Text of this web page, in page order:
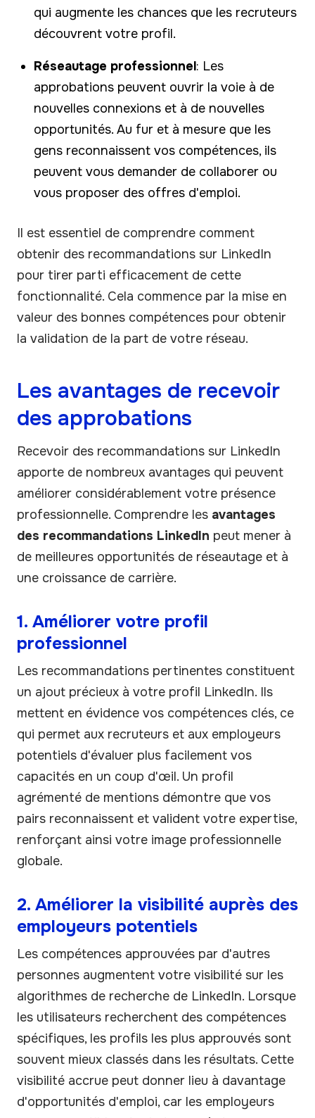
qui augmente les chances que les recruteurs
découvrent votre profil.
Réseautage professionnel: Les
approbations peuvent ouvrir la voie à de
nouvelles connexions et à de nouvelles
opportunités. Au fur et à mesure que les
gens reconnaissent vos compétences, ils
peuvent vous demander de collaborer ou
vous proposer des offres d'emploi.
Il est essentiel de comprendre comment
obtenir des recommandations sur LinkedIn
pour tirer parti efficacement de cette
fonctionnalité. Cela commence par la mise en
valeur des bonnes compétences pour obtenir
la validation de la part de votre réseau.
Les avantages de recevoir
des approbations
Recevoir des recommandations sur LinkedIn
apporte de nombreux avantages qui peuvent
améliorer considérablement votre présence
professionnelle. Comprendre les avantages
des recommandations LinkedIn peut mener à
de meilleures opportunités de réseautage et à
une croissance de carrière.
1. Améliorer votre profil
professionnel
Les recommandations pertinentes constituent
un ajout précieux à votre profil LinkedIn. Ils
mettent en évidence vos compétences clés, ce
qui permet aux recruteurs et aux employeurs
potentiels d'évaluer plus facilement vos
capacités en un coup d'œil. Un profil
agrémenté de mentions démontre que vos
pairs reconnaissent et valident votre expertise,
renforçant ainsi votre image professionnelle
globale.
2. Améliorer la visibilité auprès des
employeurs potentiels
Les compétences approuvées par d'autres
personnes augmentent votre visibilité sur les
algorithmes de recherche de LinkedIn. Lorsque
les utilisateurs recherchent des compétences
spécifiques, les profils les plus approuvés sont
souvent mieux classés dans les résultats. Cette
visibilité accrue peut donner lieu à davantage
d'opportunités d'emploi, car les employeurs